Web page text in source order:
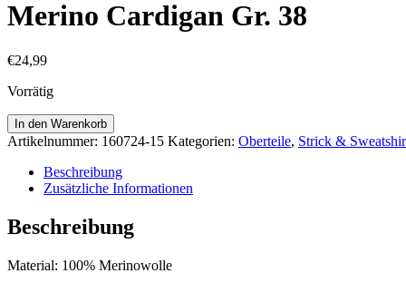
Merino Cardigan Gr. 38
€24,99
Vorrätig
Merino
Cardigan
Menge
In den Warenkorb
Artikelnummer: 160724-15 Kategorien: Oberteile, Strick &
Beschreibung
Zusätzliche Informationen
Beschreibung
Material: 100% Merinowolle